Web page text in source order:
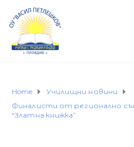
Home
Училищни новини
Финалисти от регионално
“Златна книжка”